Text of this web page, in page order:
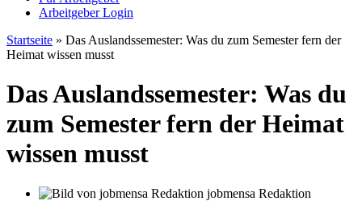
Arbeitgeber Login
Startseite » Das Auslandssemester: Was du zum Semester fern der
Heimat wissen musst
Das Auslandssemester: Was du
zum Semester fern der Heimat
wissen musst
jobmensa Redaktion